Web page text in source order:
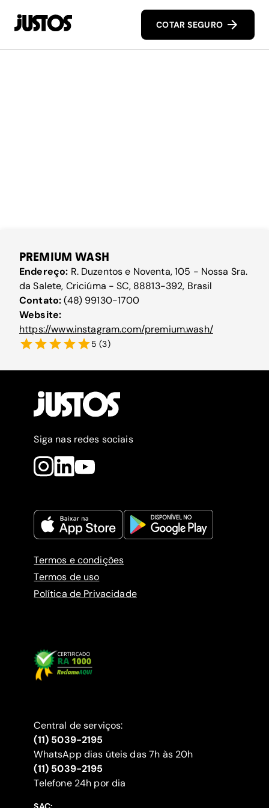
COTAR SEGURO
PREMIUM WASH
Endereço: R. Duzentos e Noventa, 105 - Nossa Sra.
da Salete, Criciúma - SC, 88813-392, Brasil
Contato:(48) 99130-1700
Website:
https://www.instagram.com/premium.wash/
5 (3)
Siga nas redes sociais
Termos e condições
Termos de uso
Política de Privacidade
Central de serviços:
(11) 5039-2195
WhatsApp dias úteis das 7h às 20h
(11) 5039-2195
‍Telefone 24h por dia